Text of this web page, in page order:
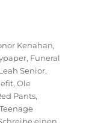
Kenahan,
, Funeral
Senior,
,Ole
Pants,
Teenage